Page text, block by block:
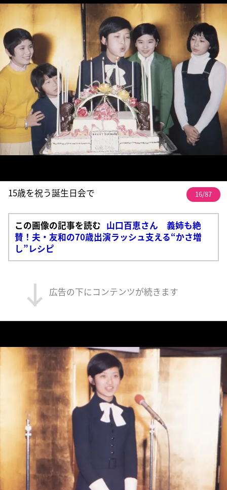
15歳を祝う誕生日会で 16/87
この画像の記事を読む 山口百恵さん 義姉も絶
賛！夫・友和の70歳出演ラッシュ支える“かさ増
し”レシピ
広告の下にコンテンツが続きます